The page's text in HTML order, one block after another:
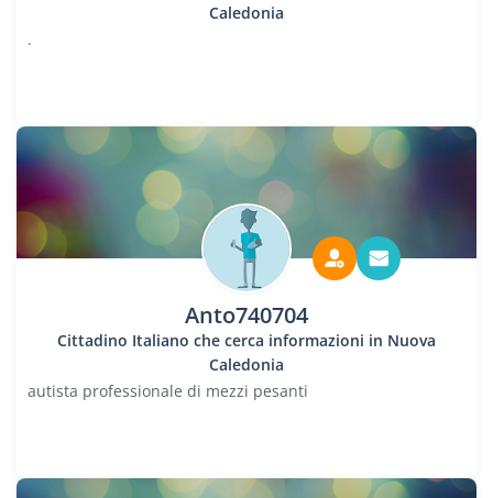
Caledonia
.
Anto740704
Cittadino Italiano che cerca informazioni in Nuova
Caledonia
autista professionale di mezzi pesanti